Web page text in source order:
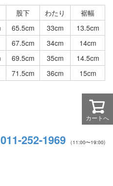
股下 わたり
裾幅
65.5cm 33cm
13.5cm
67.5cm 34cm
14cm
69.5cm 35cm
14.5cm
71.5cm 36cm 15cm
011-252-1969 （11:00〜19:00)
カートへ